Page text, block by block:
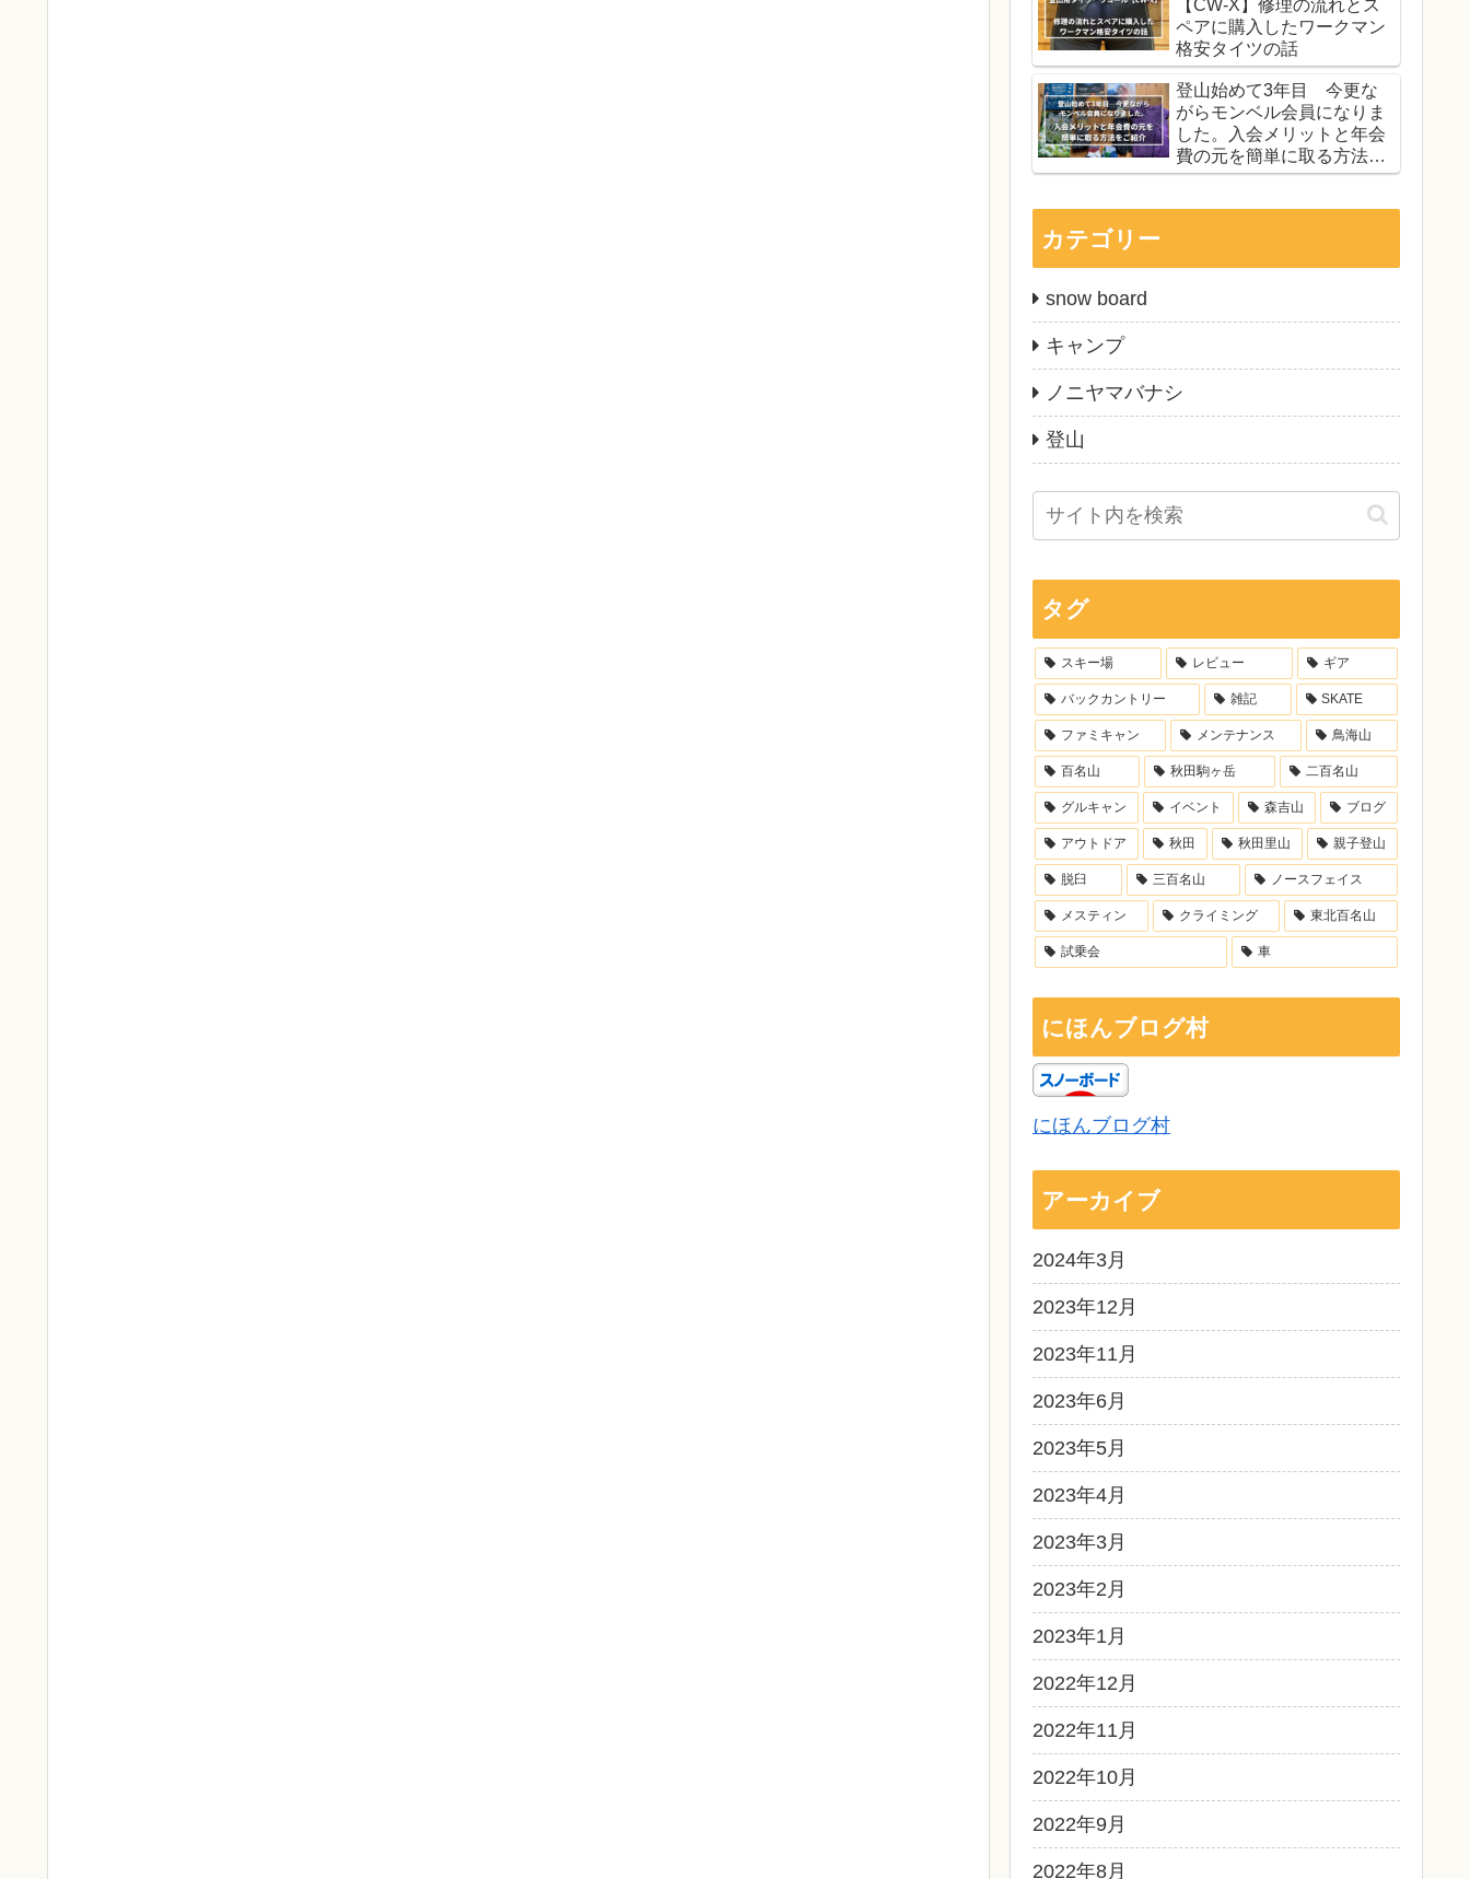
【CW-X】修理の流れとス
ペアに購入したワークマン
格安タイツの話
登山始めて3年目 今更な
がらモンベル会員になりま
した。入会メリットと年会
費の元を簡単に取る方法を
ご紹介
カテゴリー
snow board
キャンプ
ノニヤマバナシ
登山
タグ
スキー場 レビュー ギア
バックカントリー 雑記 SKATE
ファミキャン メンテナンス 鳥海山
百名山 秋田駒ヶ岳 二百名山
グルキャン イベント 森吉山 ブログ
アウトドア 秋田 秋田里山 親子登山
脱臼 三百名山 ノースフェイス
メスティン クライミング 東北百名山
試乗会 車
にほんブログ村
にほんブログ村
アーカイブ
2024年3月
2023年12月
2023年11月
2023年6月
2023年5月
2023年4月
2023年3月
2023年2月
2023年1月
2022年12月
2022年11月
2022年10月
2022年9月
2022年8月